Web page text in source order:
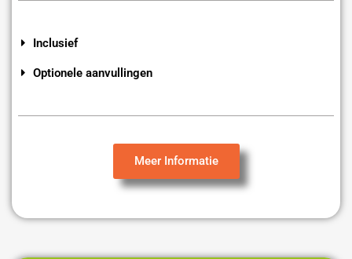
Inclusief
Optionele aanvullingen
Meer Informatie